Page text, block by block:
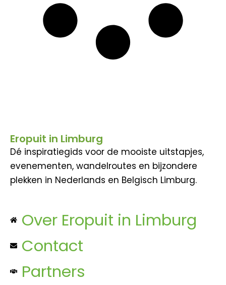
Eropuit in Limburg
Dé inspiratiegids voor de mooiste uitstapjes,
evenementen, wandelroutes en bijzondere
plekken in Nederlands en Belgisch Limburg.
Over Eropuit in Limburg
Contact
Partners